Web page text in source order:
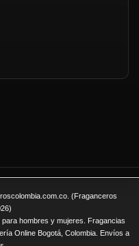
(Fraganceros
hombres y mujeres. Fragancias
Online Bogotá, Colombia. Envíos a